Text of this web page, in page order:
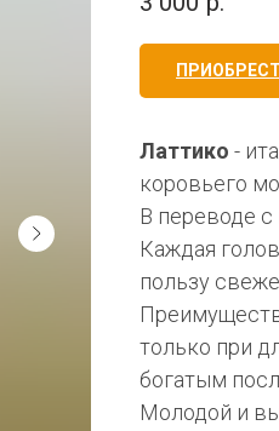
Латтико -
коровьего
В переводе с
Каждая
пользу
только при
богатым
Молодой и